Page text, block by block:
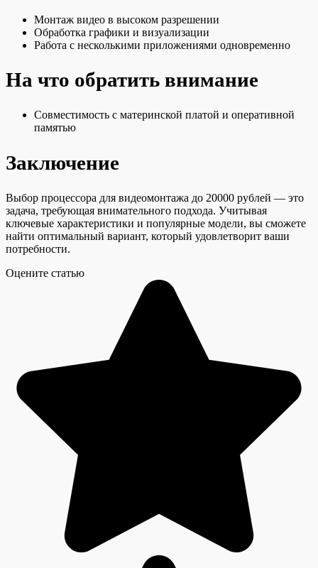
Монтаж видео в высоком разрешении
Обработка графики и визуализации
Работа с несколькими приложениями одновременно
На что обратить внимание
Совместимость с материнской платой и оперативной
памятью
Заключение
Выбор процессора для видеомонтажа до 20000 рублей — это
задача, требующая внимательного подхода. Учитывая
ключевые характеристики и популярные модели, вы сможете
найти оптимальный вариант, который удовлетворит ваши
потребности.
Оцените статью